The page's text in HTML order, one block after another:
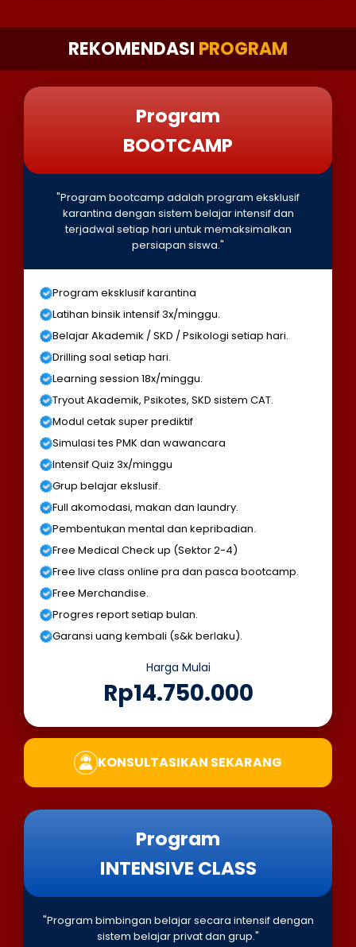
REKOMENDASI PROGRAM
Program
BOOTCAMP
"Program bootcamp adalah program eksklusif
karantina dengan sistem belajar intensif dan
terjadwal setiap hari untuk memaksimalkan
persiapan siswa."
Program eksklusif karantina
Latihan binsik intensif 3x/minggu.
Belajar Akademik / SKD / Psikologi setiap hari.
Drilling soal setiap hari.
Learning session 18x/minggu.
Tryout Akademik, Psikotes, SKD sistem CAT.
Modul cetak super prediktif
Simulasi tes PMK dan wawancara
Intensif Quiz 3x/minggu
Grup belajar ekslusif.
Full akomodasi, makan dan laundry.
Pembentukan mental dan kepribadian.
Free Medical Check up (Sektor 2-4)
Free live class online pra dan pasca bootcamp.
Free Merchandise.
Progres report setiap bulan.
Garansi uang kembali (s&k berlaku).
Harga Mulai
Rp14.750.000
KONSULTASIKAN SEKARANG
Program
INTENSIVE CLASS
"Program bimbingan belajar secara intensif dengan
sistem belajar privat dan grup."